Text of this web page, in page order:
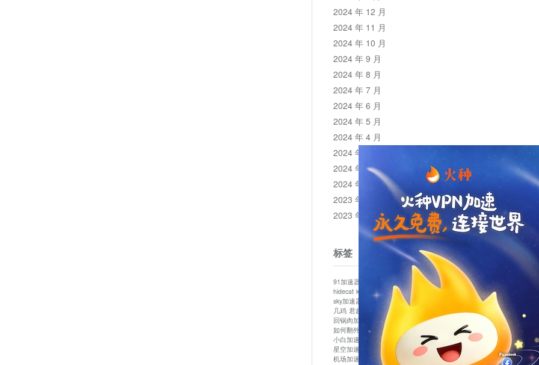
2024 年 12 月
2024 年 11 月
2024 年 10 月
2024 年 9 月
2024 年 8 月
2024 年 7 月
2024 年 6 月
2024 年 5 月
2024 年 4 月
2024 年 3 月
2024 年 2 月
2024 年 1 月
2023 年 12 月
2023 年 11 月
标签
91加速器 bluelayer加速器
clash节点
hidecat kuai500 panda加速器
plex加速器
sky加速器
telegram加速器 中信加速器
云梯加速器
几鸡 君越加速器 哔咔漫画加速器
唐师傅加速器
回锅肉加速器
坚果加速器 壹点加速器
如何翻外墙网站 小哈vp加速器
小火箭加速器
小白加速器
布谷vp加速器 心阶云 快连
星空加速器
最新版clash安卓下载
月光加速器
机场加速器
松果云 极快加速器
梯子加速器